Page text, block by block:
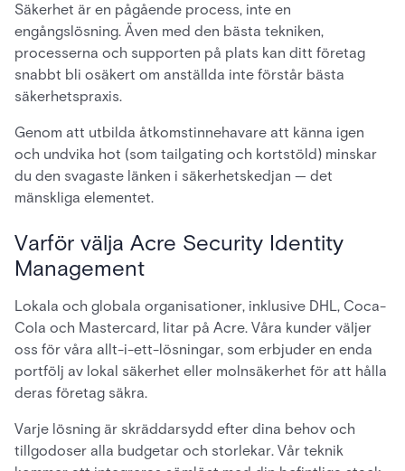
Säkerhet är en pågående process, inte en
engångslösning. Även med den bästa tekniken,
processerna och supporten på plats kan ditt företag
snabbt bli osäkert om anställda inte förstår bästa
säkerhetspraxis.
Genom att utbilda åtkomstinnehavare att känna igen
och undvika hot (som tailgating och kortstöld) minskar
du den svagaste länken i säkerhetskedjan — det
mänskliga elementet.
Varför välja Acre Security Identity
Management
Lokala och globala organisationer, inklusive DHL, Coca-
Cola och Mastercard, litar på Acre. Våra kunder väljer
oss för våra allt-i-ett-lösningar, som erbjuder en enda
portfölj av lokal säkerhet eller molnsäkerhet för att hålla
deras företag säkra.
Varje lösning är skräddarsydd efter dina behov och
tillgodoser alla budgetar och storlekar. Vår teknik